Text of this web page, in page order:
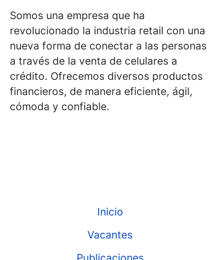
Somos una empresa que ha
revolucionado la industria retail con una
nueva forma de conectar a las personas
a través de la venta de celulares a
crédito. Ofrecemos diversos productos
financieros, de manera eficiente, ágil,
cómoda y confiable.
Inicio
Vacantes